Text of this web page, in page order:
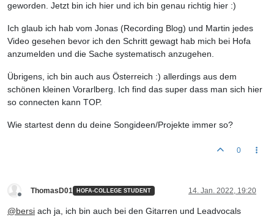
geworden. Jetzt bin ich hier und ich bin genau richtig hier :)
Ich glaub ich hab vom Jonas (Recording Blog) und Martin jedes
Video gesehen bevor ich den Schritt gewagt hab mich bei Hofa
anzumelden und die Sache systematisch anzugehen.
Übrigens, ich bin auch aus Österreich :) allerdings aus dem
schönen kleinen Vorarlberg. Ich find das super dass man sich hier
so connecten kann TOP.
Wie startest denn du deine Songideen/Projekte immer so?
0
ThomasD01 HOFA-COLLEGE STUDENT 14. Jan. 2022, 19:20
@bersi ach ja, ich bin auch bei den Gitarren und Leadvocals